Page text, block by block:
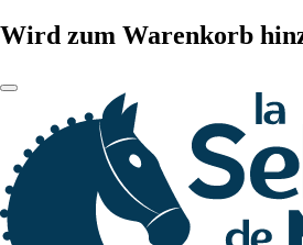
Wird zum Warenkorb